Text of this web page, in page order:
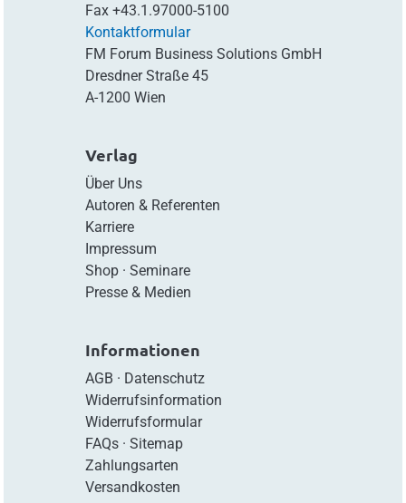
Fax +43.1.97000-5100
Kontaktformular
FM Forum Business Solutions GmbH
Dresdner Straße 45
A-1200 Wien
Verlag
Über Uns
Autoren & Referenten
Karriere
Impressum
Shop· Seminare
Presse & Medien
Informationen
AGB · Datenschutz
Widerrufsinformation
Widerrufsformular
FAQs· Sitemap
Zahlungsarten
Versandkosten